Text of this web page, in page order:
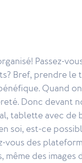
Passez-
Bref, prendre le
Quand
Donc devant
tablette avec de
soi, est-ce
vous des
des images